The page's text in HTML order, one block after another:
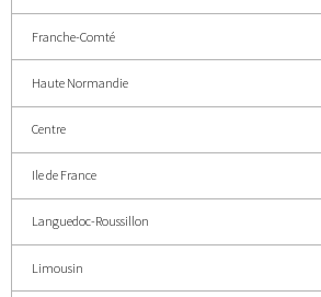
Franche-Comté
Haute Normandie
Centre
Ile de France
Languedoc-Roussillon
Limousin